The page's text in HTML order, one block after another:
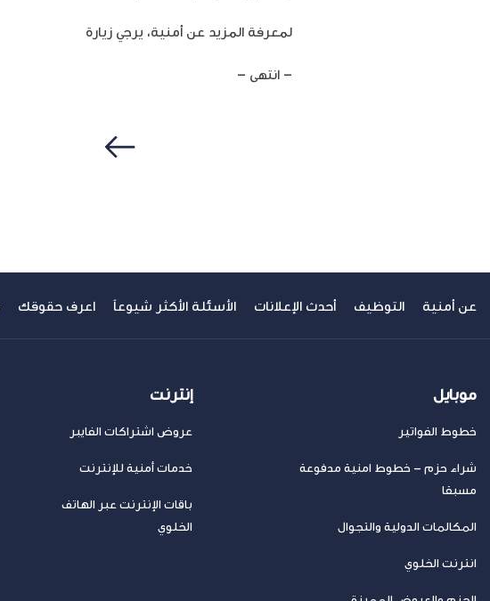
لمعرفة المزيد عن أمنية، يرجي زيارة
– انتهى –
عن أمنية التوظيف أحدث الإعلانات الأسئلة الأكثر شيوعاً اعرف حقوقك
موبايل
خطوط الفواتير
شراء حزم – خطوط امنية مدفوعة
مسبقا
المكالمات الدولية والتجوال
انترنت الخلوي
إنترنت
عروض اشتراكات الفايبر
خدمات أمنية للإنترنت
باقات الإنترنت عبر الهاتف
الخلوي